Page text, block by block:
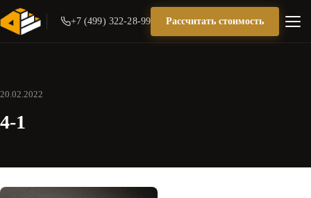
+7 (499) 322-28-99 Рассчитать стоимость
20.02.2022
4-1